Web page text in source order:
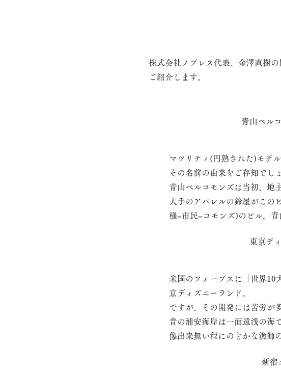
株式会社ノブレス代表、金澤直樹
ご紹介します。
青山ベル
マツリティ(円熟された)モデ
その名前の由来をご存知でし
青山ベルコモンズは当初、地
大手のアパレルの鈴屋がこの
様=市民=コモンズ)のビル。青
東京デ
米国のフォーブスに「世界10
京ディズニーランド。
ですが、その開発には苦労が
昔の浦安海岸は一面遠浅の海
像出来無い程にのどかな漁師
新宿